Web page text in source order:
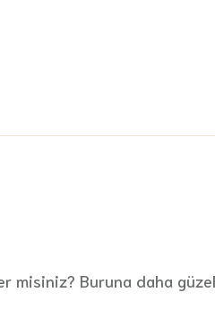
misiniz? Buruna daha